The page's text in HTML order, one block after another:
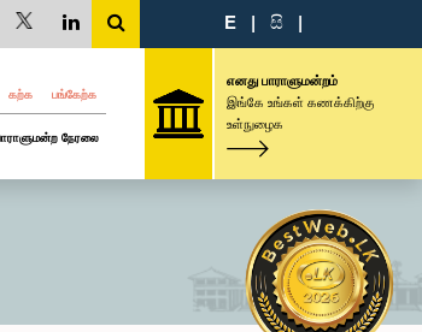
E | සි |
கற்க பங்கேற்க
நேரலை
எனது பாராளுமன்றம்
இங்கே உங்கள் கணக்கிற்கு
உள்நுழைக